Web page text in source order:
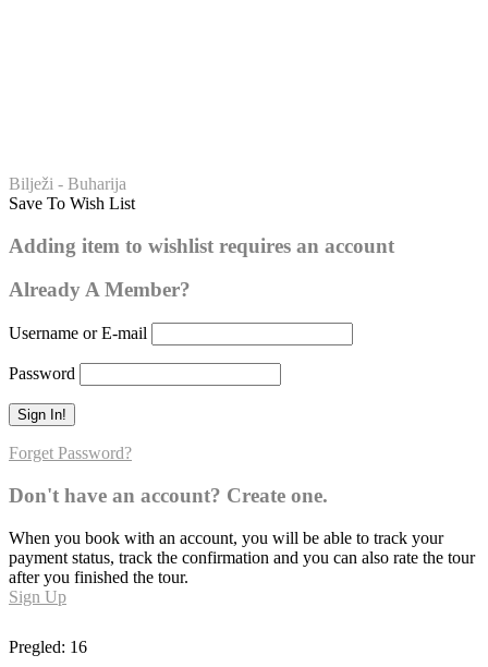
Buharija – broj hadisa: 166
0
Bilježi - Buharija
Save To Wish List
Adding item to wishlist requires an account
Already A Member?
Username or E-mail
Password
Forget Password?
Don't have an account? Create one.
When you book with an account, you will be able to track your
payment status, track the confirmation and you can also rate the tour
after you finished the tour.
Sign Up
Pregled: 16